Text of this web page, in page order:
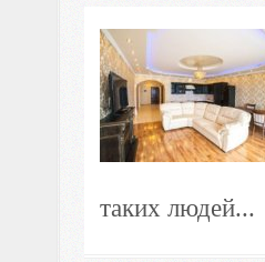
таких людей...